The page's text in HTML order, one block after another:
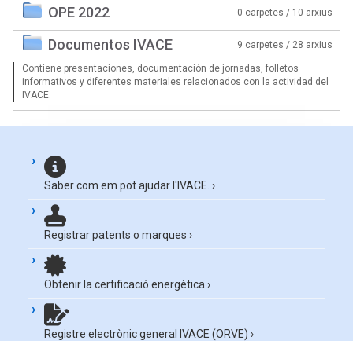
OPE 2022 0 carpetes / 10 arxius
Documentos IVACE 9 carpetes / 28 arxius
Contiene presentaciones, documentación de jornadas, folletos
informativos y diferentes materiales relacionados con la actividad del
IVACE.
Saber com em pot ajudar l'IVACE. ›
Registrar patents o marques ›
Obtenir la certificació energètica ›
Registre electrònic general IVACE (ORVE) ›